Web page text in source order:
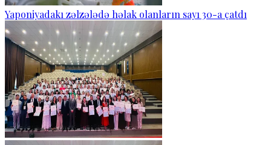
Yaponiyadakı zəlzələdə həlak olanların sayı 30-a çatdı